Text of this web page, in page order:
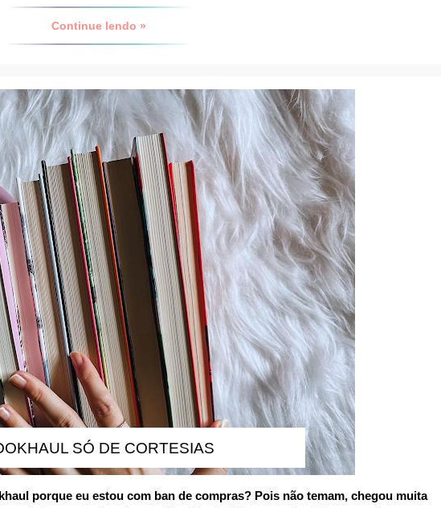
Continue lendo »
SÓ DE CORTESIAS
porque eu estou com ban de compras? Pois não temam, chegou muita